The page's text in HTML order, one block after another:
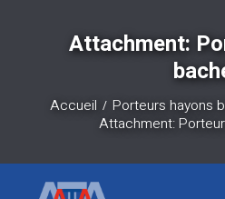
Attachment:
Accueil
Porteurs hayons
Attachment: